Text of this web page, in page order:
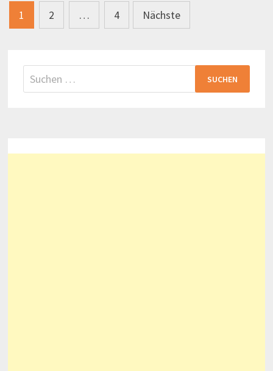
Seitennummerierung
der
1 2 … 4 Nächste
Suchen
nach: